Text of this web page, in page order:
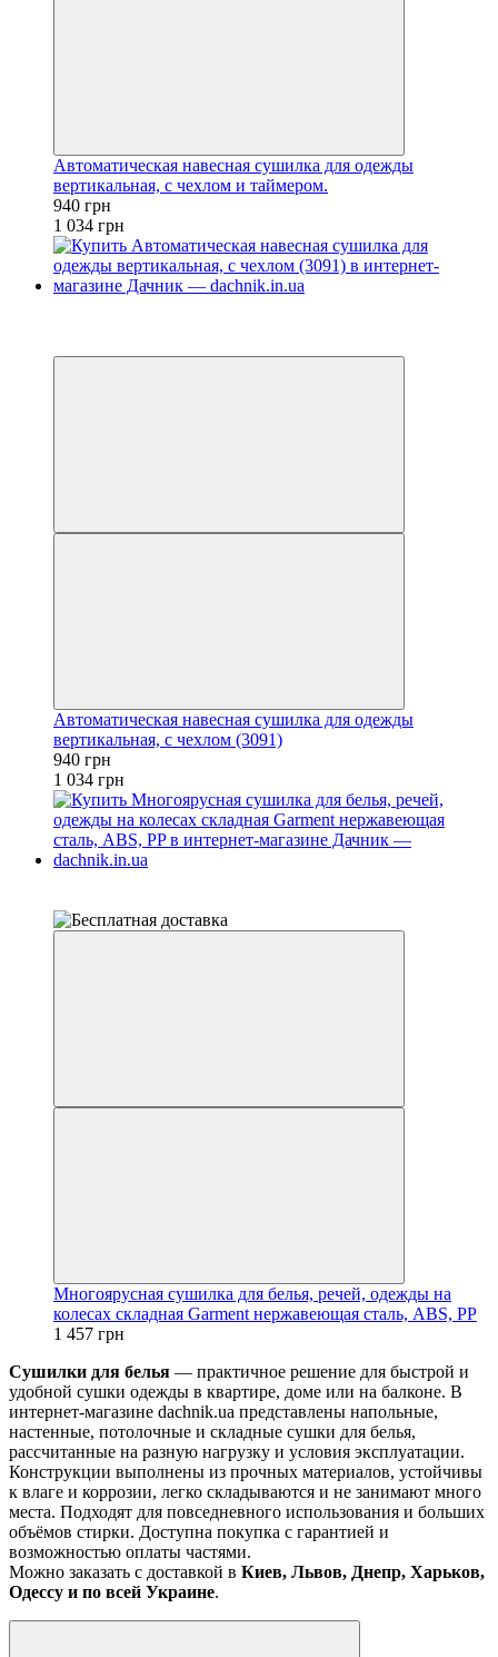
Автоматическая навесная сушилка для одежды
вертикальная, с чехлом и таймером.
940 грн
1 034 грн
Автоматическая навесная сушилка для одежды
вертикальная, с чехлом (3091)
940 грн
1 034 грн
Многоярусная сушилка для белья, речей, одежды на
колесах складная Garment нержавеющая сталь, ABS, PP
1 457 грн
Сушилки для белья — практичное решение для быстрой и
удобной сушки одежды в квартире, доме или на балконе. В
интернет-магазине dachnik.ua представлены напольные,
настенные, потолочные и складные сушки для белья,
рассчитанные на разную нагрузку и условия эксплуатации.
Конструкции выполнены из прочных материалов, устойчивы
к влаге и коррозии, легко складываются и не занимают много
места. Подходят для повседневного использования и больших
объёмов стирки. Доступна покупка с гарантией и
возможностью оплаты частями.
Можно заказать с доставкой в Киев, Львов, Днепр, Харьков,
Одессу и по всей Украине.